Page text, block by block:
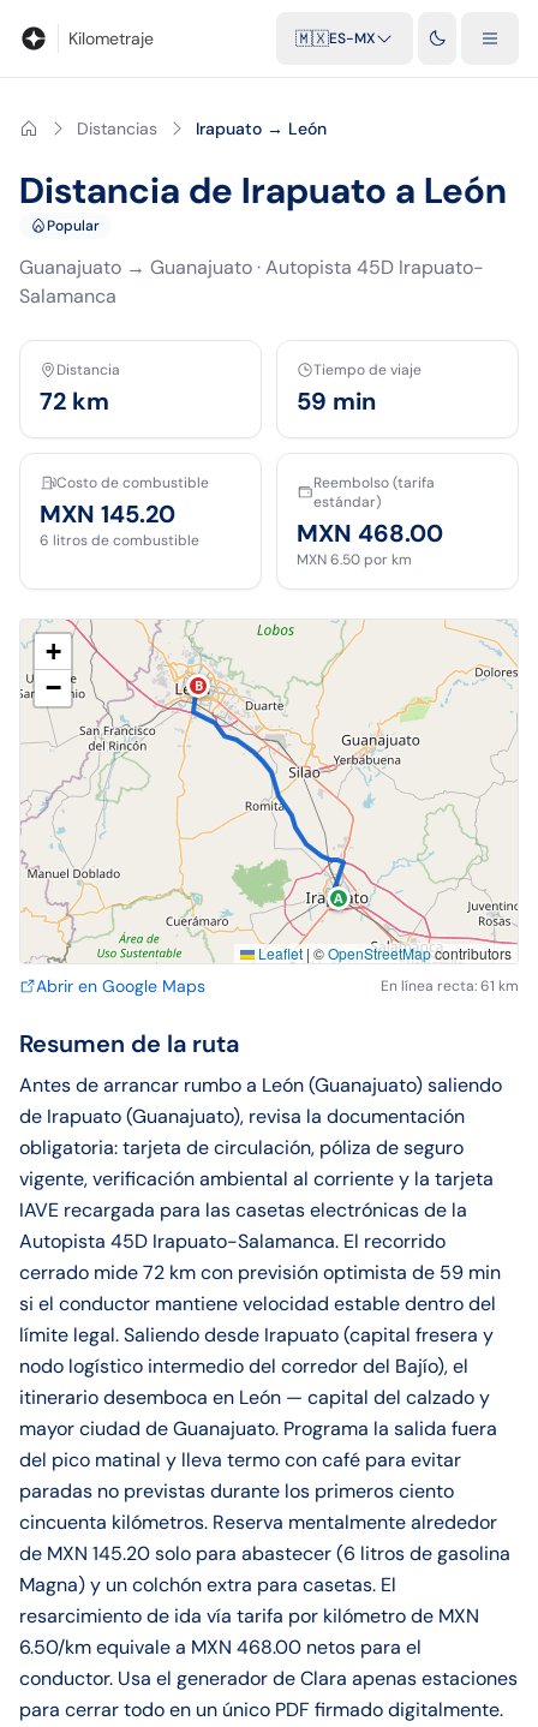
Kilometraje 🇲🇽ES-MX
Distancias Irapuato → León
Distancia de Irapuato a León
Popular
Guanajuato → Guanajuato·Autopista 45D Irapuato-
Salamanca
Distancia
72 km
Tiempo de viaje
59 min
Costo de combustible
MXN 145.20
6 litros de combustible
Reembolso (tarifa
estándar)
MXN 468.00
MXN 6.50 por km
A
B
+
−
Leaflet | ©OpenStreetMapcontributors
Abrir en Google Maps En línea recta: 61 km
Resumen de la ruta
Antes de arrancar rumbo a León (Guanajuato) saliendo
de Irapuato (Guanajuato), revisa la documentación
obligatoria: tarjeta de circulación, póliza de seguro
vigente, verificación ambiental al corriente y la tarjeta
IAVE recargada para las casetas electrónicas de la
Autopista 45D Irapuato-Salamanca. El recorrido
cerrado mide 72 km con previsión optimista de 59 min
si el conductor mantiene velocidad estable dentro del
límite legal. Saliendo desde Irapuato (capital fresera y
nodo logístico intermedio del corredor del Bajío), el
itinerario desemboca en León — capital del calzado y
mayor ciudad de Guanajuato. Programa la salida fuera
del pico matinal y lleva termo con café para evitar
paradas no previstas durante los primeros ciento
cincuenta kilómetros. Reserva mentalmente alrededor
de MXN 145.20 solo para abastecer (6 litros de gasolina
Magna) y un colchón extra para casetas. El
resarcimiento de ida vía tarifa por kilómetro de MXN
6.50/km equivale a MXN 468.00 netos para el
conductor. Usa el generador de Clara apenas estaciones
para cerrar todo en un único PDF firmado digitalmente.